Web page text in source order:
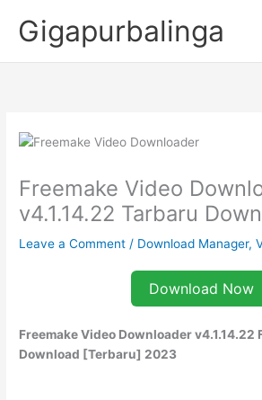
Gigapurbalinga
Freemake Video
v4.1.14.22 Tarbaru
Leave a Comment / Download Manager,
Download Now
Freemake Video Downloader v4.1.14.22
Download [Terbaru] 2023